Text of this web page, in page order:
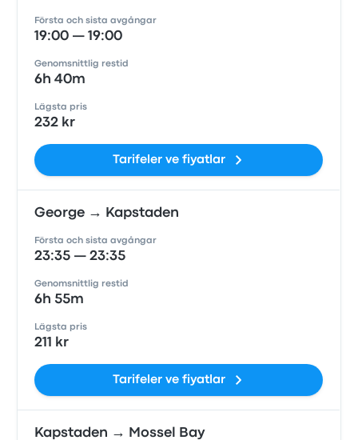
Första och sista avgångar
19:00 — 19:00
Genomsnittlig restid
6h 40m
Lägsta pris
232 kr
Tarifeler ve fiyatlar
George → Kapstaden
Första och sista avgångar
23:35 — 23:35
Genomsnittlig restid
6h 55m
Lägsta pris
211 kr
Tarifeler ve fiyatlar
Kapstaden → Mossel Bay